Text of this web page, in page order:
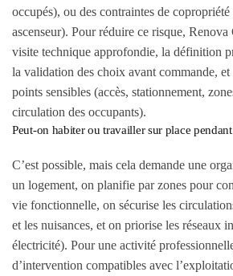
occupés), ou des contraintes de
ascenseur). Pour réduire ce risque,
visite technique approfondie, la définition
la validation des choix avant commande, et
points sensibles (accès, stationnement,
circulation des occupants).
Peut-on habiter ou travailler sur place
C’est possible, mais cela demande une
un logement, on planifie par zones pour
vie fonctionnelle, on sécurise les
et les nuisances, et on priorise les réseaux
électricité). Pour une activité
d’intervention compatibles avec